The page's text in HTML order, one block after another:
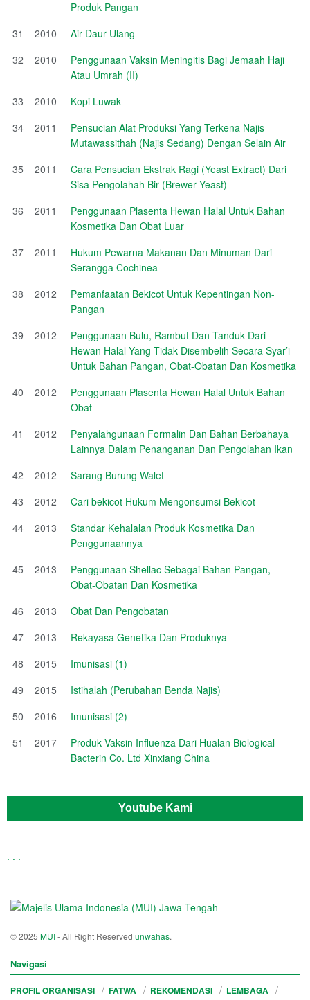
Produk Pangan
31
2010
Air Daur Ulang
32
2010
Penggunaan Vaksin Meningitis Bagi Jemaah Haji
Atau Umrah (II)
33
2010
Kopi Luwak
34
2011
Pensucian Alat Produksi Yang Terkena Najis
Mutawassithah (Najis Sedang) Dengan Selain Air
35
2011
Cara Pensucian Ekstrak Ragi (Yeast Extract) Dari
Sisa Pengolahah Bir (Brewer Yeast)
36
2011
Penggunaan Plasenta Hewan Halal Untuk Bahan
Kosmetika Dan Obat Luar
37
2011
Hukum Pewarna Makanan Dan Minuman Dari
Serangga Cochinea
38
2012
Pemanfaatan Bekicot Untuk Kepentingan Non-
Pangan
39
2012
Penggunaan Bulu, Rambut Dan Tanduk Dari
Hewan Halal Yang Tidak Disembelih Secara Syar’i
Untuk Bahan Pangan, Obat-Obatan Dan Kosmetika
40
2012
Penggunaan Plasenta Hewan Halal Untuk Bahan
Obat
41
2012
Penyalahgunaan Formalin Dan Bahan Berbahaya
Lainnya Dalam Penanganan Dan Pengolahan Ikan
42
2012
Sarang Burung Walet
43
2012
Cari bekicot Hukum Mengonsumsi Bekicot
44
2013
Standar Kehalalan Produk Kosmetika Dan
Penggunaannya
45
2013
Penggunaan Shellac Sebagai Bahan Pangan,
Obat-Obatan Dan Kosmetika
46
2013
Obat Dan Pengobatan
47
2013
Rekayasa Genetika Dan Produknya
48
2015
Imunisasi (1)
49
2015
Istihalah (Perubahan Benda Najis)
50
2016
Imunisasi (2)
51
2017
Produk Vaksin Influenza Dari Hualan Biological
Bacterin Co. Ltd Xinxiang China
Youtube Kami
. . .
© 2025 MUI- All Right Reserved unwahas.
Navigasi
PROFIL ORGANISASI FATWA REKOMENDASI
LEMBAGA